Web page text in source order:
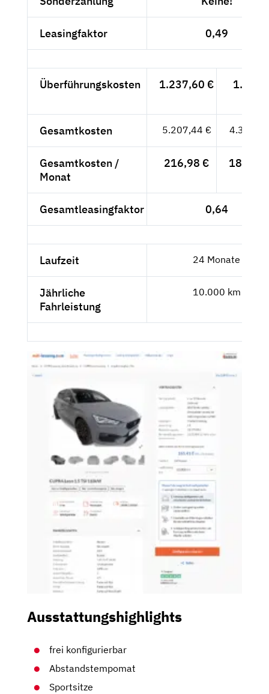
Leasingfaktor 0,49
Überführungskosten 1.237,60 €
1.040,-
Gesamtkosten 5.207,44 € 4.376,--
Gesamtkosten /
Monat
216,98 € 182,33
Gesamtleasingfaktor 0,64
Laufzeit 24 Monate
Jährliche
Fahrleistung
10.000 km
Ausstattungshighlights
frei konfigurierbar
Abstandstempomat
Sportsitze